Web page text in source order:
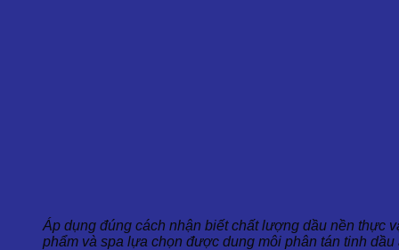
Áp dụng đúng cách nhận biết chất lượng dầu nền thực
phẩm và spa lựa chọn được dung môi phân tán tinh